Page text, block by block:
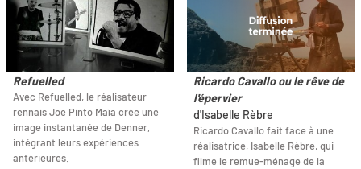
Refuelled
Avec Refuelled, le réalisateur
rennais Joe Pinto Maïa crée une
image instantanée de Denner,
intégrant leurs expériences
antérieures.
Ricardo Cavallo ou le rêve de
l'épervier
d'Isabelle Rèbre
Ricardo Cavallo fait face à une
réalisatrice, Isabelle Rèbre, qui
filme le remue-ménage de la